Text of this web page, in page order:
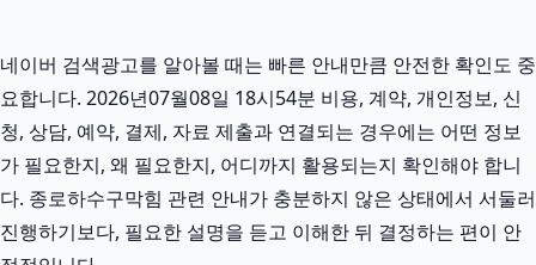
네이버 검색광고를 알아볼 때는 빠른 안내만큼 안전한 확인도 중
요합니다. 2026년07월08일 18시54분 비용, 계약, 개인정보, 신
청, 상담, 예약, 결제, 자료 제출과 연결되는 경우에는 어떤 정보
가 필요한지, 왜 필요한지, 어디까지 활용되는지 확인해야 합니
다. 종로하수구막힘 관련 안내가 충분하지 않은 상태에서 서둘러
진행하기보다, 필요한 설명을 듣고 이해한 뒤 결정하는 편이 안